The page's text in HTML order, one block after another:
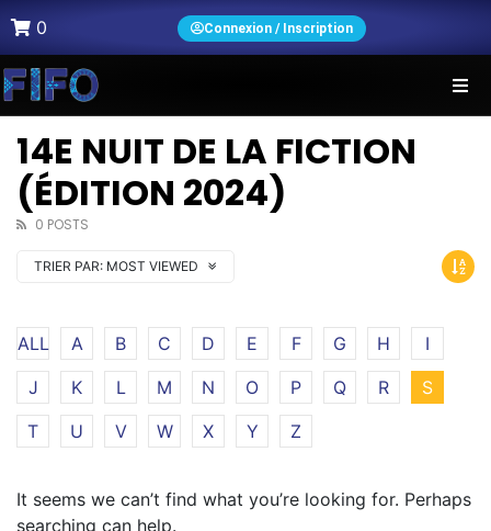
0 Connexion / Inscription
14E NUIT DE LA FICTION
(ÉDITION 2024)
0 POSTS
TRIER PAR: MOST VIEWED
ALL A B C D E F G H
I
J
K L M N O P Q R
S
T
U V W X Y Z
It seems we can’t find what you’re looking for. Perhaps
searching can help.